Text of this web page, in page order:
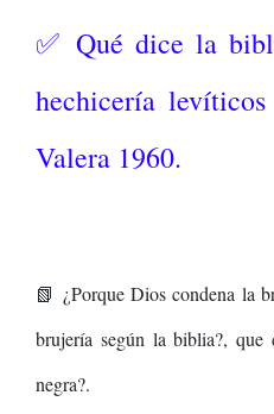
✅ Qué dice la
hechicería
Valera 1960.
📗 ¿Porque Dios condena la
brujería según la biblia?,
negra?.